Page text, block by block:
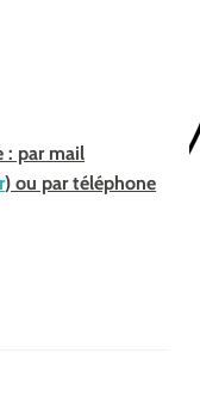
: par mail
) ou par téléphone